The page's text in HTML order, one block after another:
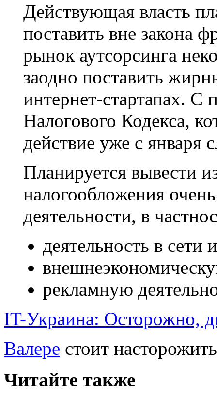
Действующая власть
поставить вне закона
рынок аутсорсинга
заодно поставить
интернет-стартапах.
Налогового Кодекса,
действие уже с января
Планируется вывести
налогообложения
деятельности, в
деятельность в сети
рекламную
IT-Украина: Осторожно,
Валере стоит
Читайте также